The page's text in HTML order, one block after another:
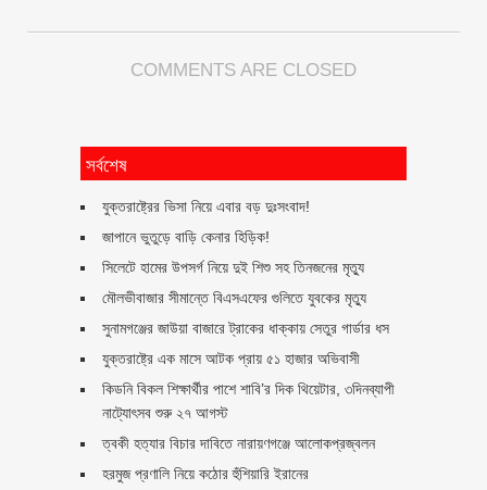
COMMENTS ARE CLOSED
সর্বশেষ
যুক্তরাষ্ট্রের ভিসা নিয়ে এবার বড় দুঃসংবাদ!
জাপানে ভুতুড়ে বাড়ি কেনার হিড়িক!
সিলেটে হামের উপসর্গ নিয়ে দুই শিশু সহ তিনজনের মৃত্যু
মৌলভীবাজার সীমান্তে বিএসএফের গুলিতে যুবকের ‍মৃত্যু
সুনামগঞ্জের জাউয়া বাজারে ট্রাকের ধাক্কায় সেতুর গার্ডার ধস
যুক্তরাষ্ট্রে এক মাসে আটক প্রায় ৫১ হাজার অভিবাসী
কিডনি বিকল শিক্ষার্থীর পাশে শাবি’র দিক থিয়েটার, ৩দিনব্যাপী
নাট্যোৎসব শুরু ২৭ আগস্ট
ত্বকী হত্যার বিচার দাবিতে নারায়ণগঞ্জে আলোকপ্রজ্বলন
হরমুজ প্রণালি নিয়ে কঠোর হুঁশিয়ারি ইরানের